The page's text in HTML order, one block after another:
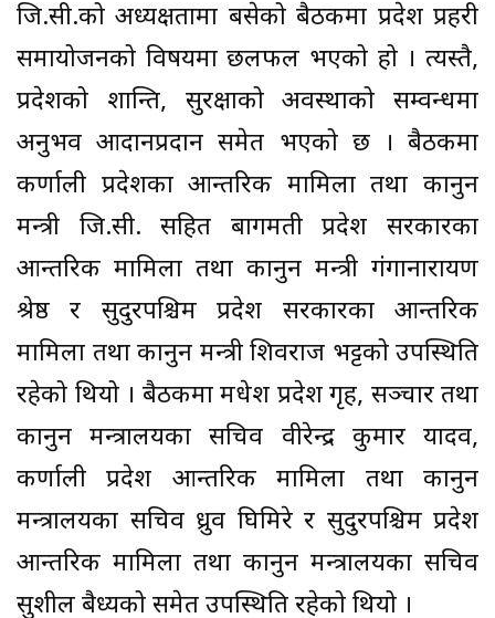
जि.सी.को अध्यक्षतामा बसेको बैठकमा प्रदेश प्रहरी
समायोजनको विषयमा छलफल भएको हो । त्यस्तै,
प्रदेशको शान्ति, सुरक्षाको अवस्थाको सम्वन्धमा
अनुभव आदानप्रदान समेत भएको छ । बैठकमा
कर्णाली प्रदेशका आन्तरिक मामिला तथा कानुन
मन्त्री जि.सी. सहित बागमती प्रदेश सरकारका
आन्तरिक मामिला तथा कानुन मन्त्री गंगानारायण
श्रेष्ठ र सुदुरपश्चिम प्रदेश सरकारका आन्तरिक
मामिला तथा कानुन मन्त्री शिवराज भट्टको उपस्थिति
रहेको थियो । बैठकमा मधेश प्रदेश गृह, सञ्चार तथा
कानुन मन्त्रालयका सचिव वीरेन्द्र कुमार यादव,
कर्णाली प्रदेश आन्तरिक मामिला तथा कानुन
मन्त्रालयका सचिव ध्रुव घिमिरे र सुदुरपश्चिम प्रदेश
आन्तरिक मामिला तथा कानुन मन्त्रालयका सचिव
सुशील बैध्यको समेत उपस्थिति रहेको थियो ।